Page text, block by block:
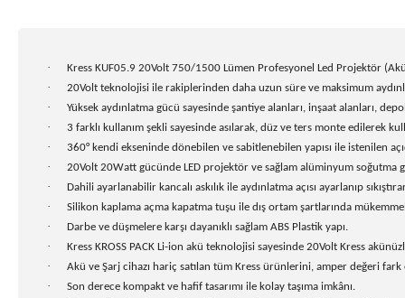
· Kress KUF05.9 20Volt 750/1500 Lümen Profesyonel Led Projektör
· 20Volt teknolojisi ile rakiplerinden daha uzun süre ve maksimum
· Yüksek aydınlatma gücü sayesinde şantiye alanları, inşaat alanları,
· 3 farklı kullanım şekli sayesinde asılarak, düz ve ters monte edilerek
· 360° kendi ekseninde dönebilen ve sabitlenebilen yapısı ile istenilen
· 20Volt 20Watt gücünde LED projektör ve sağlam alüminyum soğutma
· Dahili ayarlanabilir kancalı askılık ile aydınlatma açısı ayarlanıp
· Silikon kaplama açma kapatma tuşu ile dış ortam şartlarında
· Darbe ve düşmelere karşı dayanıklı sağlam ABS Plastik yapı.
· Kress KROSS PACK Li-ion akü teknolojisi sayesinde 20Volt Kress
· Akü ve Şarj cihazı hariç satılan tüm Kress ürünlerini, amper değeri
· Son derece kompakt ve hafif tasarımı ile kolay taşıma imkânı.